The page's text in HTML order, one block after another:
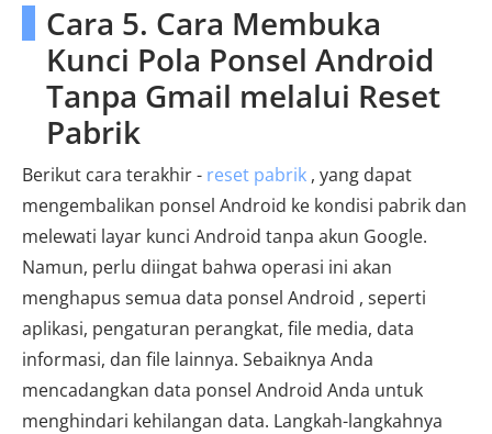
Cara 5. Cara Membuka
Kunci Pola Ponsel Android
Tanpa Gmail melalui Reset
Pabrik
Berikut cara terakhir - reset pabrik , yang dapat
mengembalikan ponsel Android ke kondisi pabrik dan
melewati layar kunci Android tanpa akun Google.
Namun, perlu diingat bahwa operasi ini akan
menghapus semua data ponsel Android , seperti
aplikasi, pengaturan perangkat, file media, data
informasi, dan file lainnya. Sebaiknya Anda
mencadangkan data ponsel Android Anda untuk
menghindari kehilangan data. Langkah-langkahnya